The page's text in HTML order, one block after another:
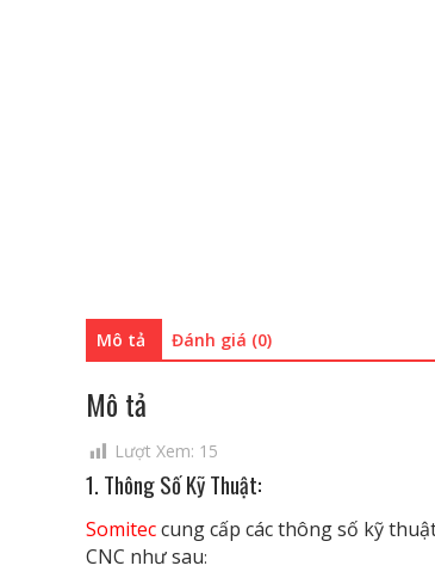
Mô tả Đánh giá (0)
Mô tả
Lượt Xem: 15
1. Thông Số Kỹ Thuật:
Somiteccung cấp các thông số kỹ
CNC như sau: